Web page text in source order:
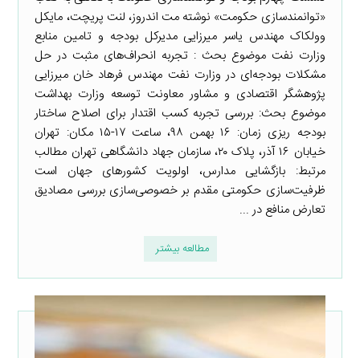
«توانمندسازی حکومت» نوشته مت اندروز، لنت پریچت، مایکل
وولکاک مهندس یاسر میرزایی مدیرکل بودجه و تامین منابع
وزارت نفت موضوع بحث : تجربه انحراف‌های مثبت در حل
مشکلات بودجه‌ای در وزارت نفت مهندس فرهاد خان میرزایی
پژوهشگر اقتصادی و مشاور معاونت توسعه وزارت بهداشت
موضوع بحث: بررسی تجربه کسب اقتدار برای اصلاح ساختار
بودجه ریزی زمان: ۱۶ بهمن ۹۸، ساعت ۱۷-۱۵ مکان: تهران
خیابان ۱۶ آذر، پلاک ۲۰، سازمان جهاد دانشگاهی تهران مطالب
مرتبط: بازگشایی مدارس، اولویت کشورهای جهان است
ظرفیت‌سازی حکومتی مقدم بر خصوصی‌سازی بررسی مصادیق
تعارض منافع در ...
مطالعه بیشتر